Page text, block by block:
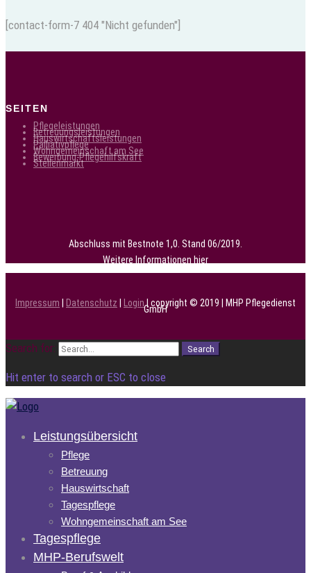
[contact-form-7 404 "Nicht gefunden"]
SEITEN
Pflegeleistungen
Betreuungsleistungen
Hauswirtschaftsleistungen
Palliativpflege
Wohngemeinschaft am See
Bewerbung-Pflegehilfskraft
Stellenmarkt
Abschluss mit Bestnote 1,0. Stand 06/2019.
Weitere Informationen hier
Impressum Datenschutz Login| copyright © 2019 | MHP Pflegedienst
GmbH
Search for: Search
Hit enter to search or ESC to close
Leistungsübersicht
Pflege
Betreuung
Hauswirtschaft
Tagespflege
Wohngemeinschaft am See
Tagespflege
MHP-Berufswelt